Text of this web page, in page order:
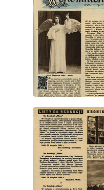
wydanie: 4/1946